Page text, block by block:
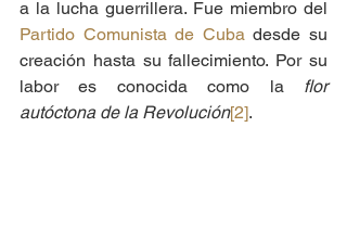
Partido Comunista de Cuba desde su
creación hasta su fallecimiento. Por su
labor es conocida como la flor
autóctona de la Revolución[2].